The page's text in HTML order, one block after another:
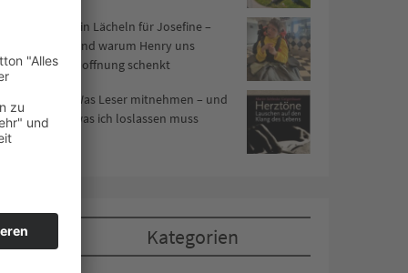
Ein Lächeln für Josefine –
und warum Henry uns
Hoffnung schenkt
Was Leser mitnehmen – und
was ich loslassen muss
Kategorien